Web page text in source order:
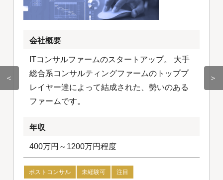
＜
会社概要
ITコンサルファームのスタートアップ。 大手
総合系コンサルティングファームのトッププ
レイヤー達によって結成された、勢いのある
ファームです。
年収
400万円～1200万円程度
ポストコンサル 未経験可 注目
＞